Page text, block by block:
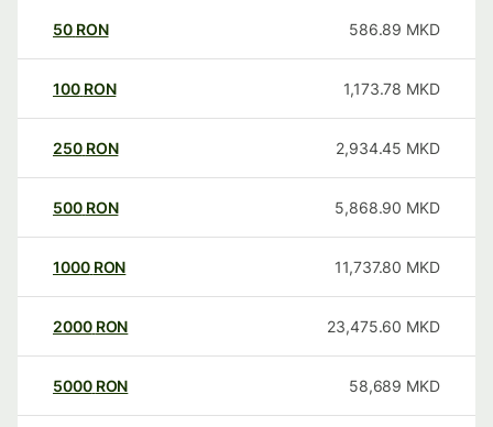
50 RON 586.89 MKD
100 RON 1,173.78 MKD
250 RON 2,934.45 MKD
500 RON 5,868.90 MKD
1000 RON 11,737.80 MKD
2000 RON 23,475.60 MKD
5000 RON 58,689 MKD